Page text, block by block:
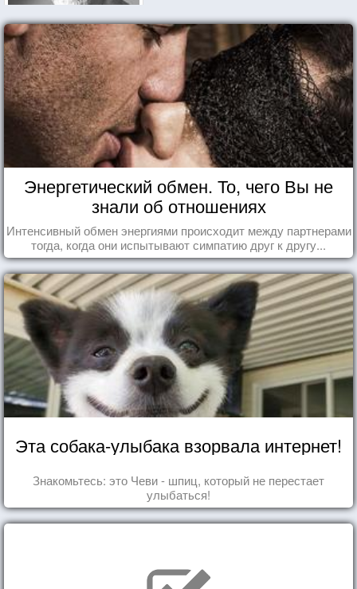
Энергетический обмен. То, чего Вы не
знали об отношениях
Интенсивный обмен энергиями происходит между партнерами
тогда, когда они испытывают симпатию друг к другу...
Эта собака-улыбака взорвала интернет!
Знакомьтесь: это Чеви - шпиц, который не перестает
улыбаться!